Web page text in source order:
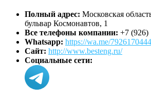
Полный адрес: Московская
бульвар Космонавтов, 1
Все телефоны компании: +7 (926)
Whatsapp: https://wa.me/
Сайт: http://www.besteng.ru/
Социальные сети: